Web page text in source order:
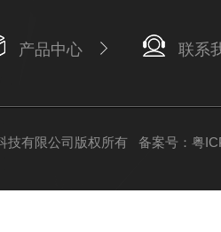
产品中心 联系
技有限公司版权所有 备案号：粤